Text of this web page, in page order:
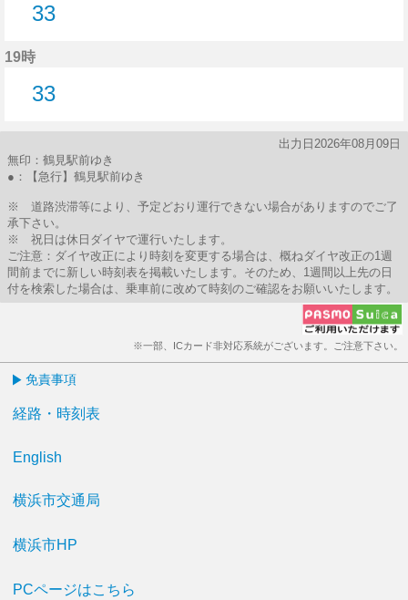
33
19時
33
出力日2026年08月09日
無印：鶴見駅前ゆき
●：【急行】鶴見駅前ゆき
※ 道路渋滞等により、予定どおり運行できない場合がありますのでご了
承下さい。
※ 祝日は休日ダイヤで運行いたします。
ご注意：ダイヤ改正により時刻を変更する場合は、概ねダイヤ改正の1週
間前までに新しい時刻表を掲載いたします。そのため、1週間以上先の日
付を検索した場合は、乗車前に改めて時刻のご確認をお願いいたします。
※一部、ICカード非対応系統がございます。ご注意下さい。
免責事項
経路・時刻表
English
横浜市交通局
横浜市HP
PCページはこちら